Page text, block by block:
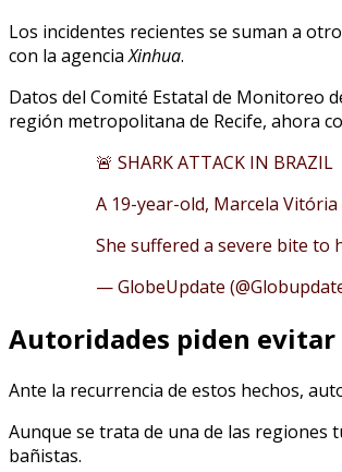
Los incidentes recientes se suman a
con la agenciaXinhua.
Datos del Comité Estatal de Monitoreo
región metropolitana de Recife, ahora
🚨 SHARK ATTACK IN BRAZIL
A 19-year-old, Marcela
She suffered a severe bite
— GlobeUpdate
Autoridades piden evitar
Ante la recurrencia de estos hechos,
Aunque se trata de una de las
bañistas.